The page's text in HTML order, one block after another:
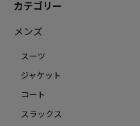
カテゴリー
メンズ
スーツ
ジャケット
コート
スラックス